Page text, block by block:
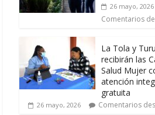
26 mayo, 2026
Comentarios
La Tola y
recibirán las
Salud Mujer
atención
gratuita
26 mayo, 2026 Comentarios